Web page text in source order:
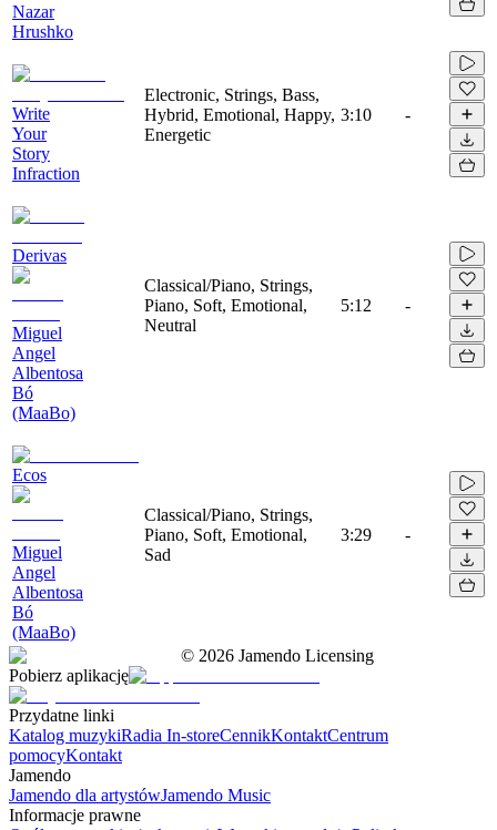
Nazar
Hrushko
Write
Your
Story
Infraction
Electronic, Strings, Bass,
Hybrid, Emotional, Happy,
Energetic
3:10 -
Derivas
Miguel
Angel
Albentosa
Bó
(MaaBo)
Classical/Piano, Strings,
Piano, Soft, Emotional,
Neutral
5:12 -
Ecos
Miguel
Angel
Albentosa
Bó
(MaaBo)
Classical/Piano, Strings,
Piano, Soft, Emotional,
Sad
3:29 -
© 2026 Jamendo Licensing
Pobierz aplikację
Przydatne linki
Katalog muzykiRadia In-storeCennikKontaktCentrum
pomocyKontakt
Jamendo
Jamendo dla artystówJamendo Music
Informacje prawne